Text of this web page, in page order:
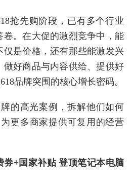
抢先购阶段，已有多个行业
卷。在大促的激烈竞争中，能
仅是价格，还有那些能激发兴
做好商品与内容供给、提供好
品牌突围的核心增长密码。
的高光案例，拆解他们如何
更多商家提供可复用的经营
券+国家补贴 登顶笔记本电脑